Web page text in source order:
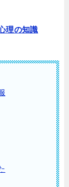
理の知識